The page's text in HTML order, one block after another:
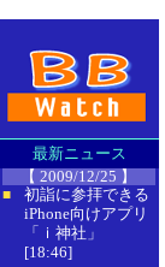
最新ニュース
【 2009/12/25 】
■
初詣に参拝できる
iPhone向けアプリ
「ｉ神社」
[18:46]